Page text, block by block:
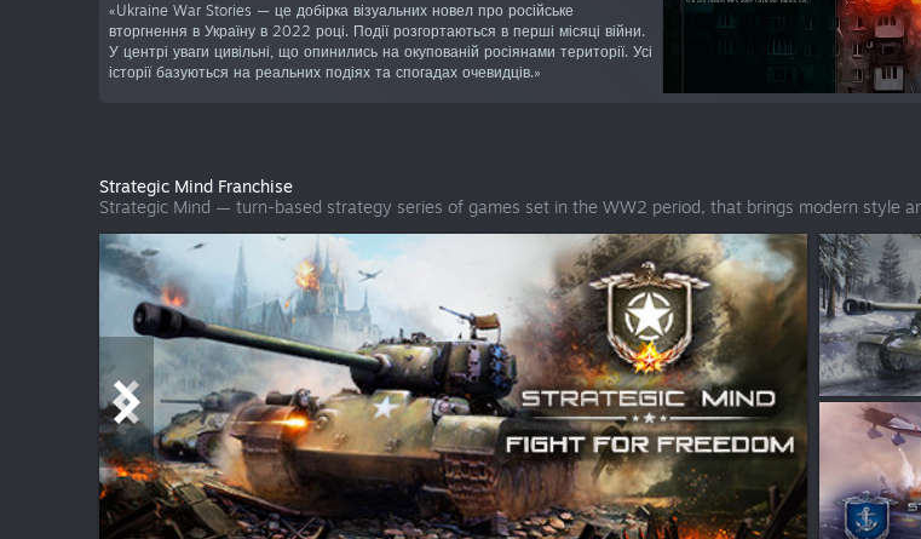
«Ukraine War Stories — це добірка візуальних новел про російське
вторгнення в Україну в 2022 році. Події розгортаються в перші місяці війни.
У центрі уваги цивільні, що опинились на окупованій росіянами території. Усі
історії базуються на реальних подіях та спогадах очевидців.»
Strategic Mind Franchise
Strategic Mind — turn-based strategy series of games set in the WW2 period, that brings modern style